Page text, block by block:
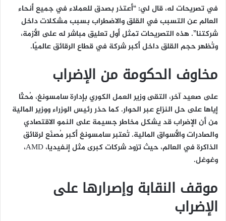
في تصريحات له، قال لي: “أعتذر بصدق للعملاء في جميع أنحاء
العالم عن التسبب في القلق والاضطراب بسبب مشكلات داخل
شركتنا”. هذه التصريحات تمثل أول تعليق مباشر له على الأزمة،
وتُظهر حجم القلق داخل أكبر شركة في قطاع الرقائق عالميًا.
مخاوف الحكومة من الإضراب
على صعيد آخر، التقى وزير العمل الكوري بإدارة سامسونغ، مُحثًا
إياها على حل النزاع عبر الحوار. كما حذر رئيس الوزراء ووزير المالية
من أن الإضراب قد يشكل مخاطر جسيمة على النمو الاقتصادي
والصادرات والأسواق المالية. تُعتبر سامسونغ أكبر مُصنّع لرقائق
الذاكرة في العالم، حيث تزود شركات كبرى مثل إنفيديا، AMD،
وغوغل.
موقف النقابة وإصرارها على
الإضراب